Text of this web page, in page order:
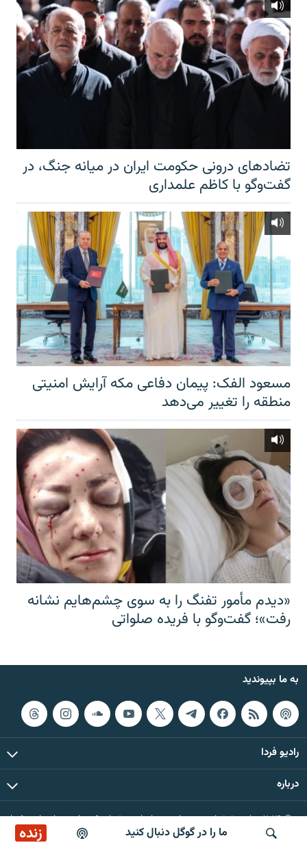
ما را در گوگل دنبال کنید زنده
تضادهای درونی حکومت ایران در میانه جنگ، در
گفت‌‌وگو با کاظم علمداری
مسعود الفک: پیمان دفاعی مکه آرایش امنیتی
منطقه را تغییر می‌دهد
«دیدم مأمور تفنگ را به سوی چشم‌هایم نشانه
رفت»؛ گفت‌و‌گو با فریده صلواتی
به ما بپیوندید
رادیو فردا
درباره
© ۲۰۲۶ تمام حقوق این وب‌سایت، بر اساس مقررات کپی‌رایت، برای رادیو فردا
محفوظ است.